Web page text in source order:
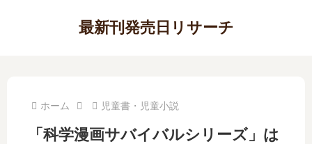
最新刊発売日リサーチ
ホーム 児童書・児童小説
「科学漫画サバイバルシリーズ」は